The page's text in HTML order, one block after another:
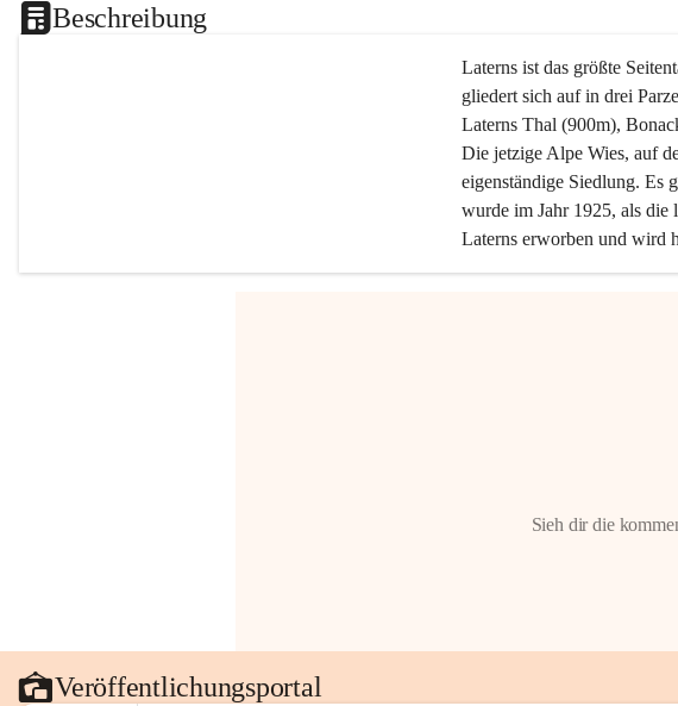
Beschreibung
Laterns ist das größte
gliedert sich auf in drei
Laterns Thal (900m),
Die jetzige Alpe Wies, auf
eigenständige Siedlung. Es
wurde im Jahr 1925, als die
Laterns erworben und wird
Sieh dir die
Veröffentlichungsportal